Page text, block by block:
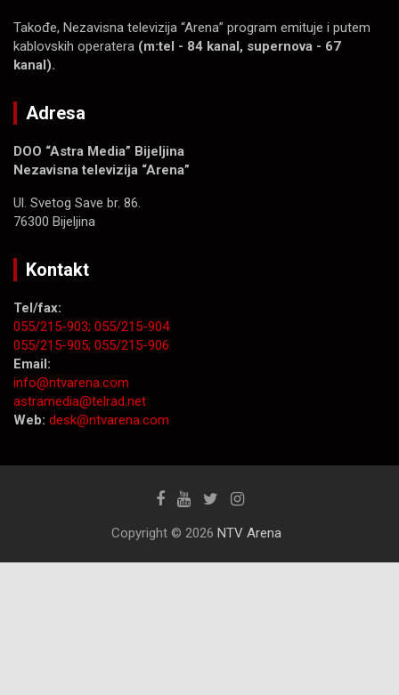
Takođe, Nezavisna televizija “Arena” program emituje i putem
kablovskih operatera (m:tel - 84 kanal, supernova - 67
kanal).
Adresa
DOO “Astra Media” Bijeljina
Nezavisna televizija “Arena”
Ul. Svetog Save br. 86.
76300 Bijeljina
Kontakt
Tel/fax:
055/215-903; 055/215-904
055/215-905; 055/215-906
Email:
info@ntvarena.com
astramedia@telrad.net
Web: desk@ntvarena.com
Copyright © 2026 NTV Arena